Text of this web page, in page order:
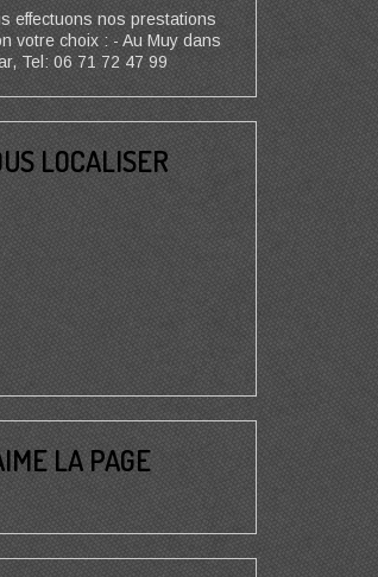
effectuons nos prestations
votre choix : - Au Muy dans
Tel: 06 71 72 47 99
LOCALISER
LA PAGE